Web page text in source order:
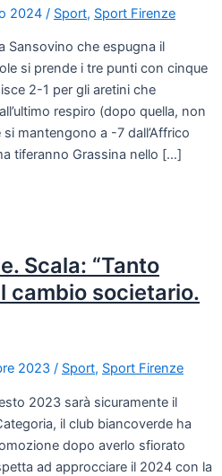
2024 / Sport, Sport Firenze
Sansovino che espugna il
si prende i tre punti con cinque
2-1 per gli aretini che
respiro (dopo quella, non
mantengono a -7 dall’Affrico
tiferanno Grassina nello […]
Scala: “Tanto
cambio societario.
2023 / Sport, Sport Firenze
2023 sarà sicuramente il
il club biancoverde ha
dopo averlo sfiorato
ad approcciare il 2024 con la